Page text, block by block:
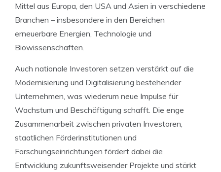
Mittel aus Europa, den USA und Asien in verschiedene
Branchen – insbesondere in den Bereichen
erneuerbare Energien, Technologie und
Biowissenschaften.
Auch nationale Investoren setzen verstärkt auf die
Modernisierung und Digitalisierung bestehender
Unternehmen, was wiederum neue Impulse für
Wachstum und Beschäftigung schafft. Die enge
Zusammenarbeit zwischen privaten Investoren,
staatlichen Förderinstitutionen und
Forschungseinrichtungen fördert dabei die
Entwicklung zukunftsweisender Projekte und stärkt